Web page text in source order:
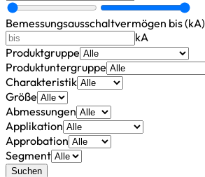
Bemessungsausschaltvermögen bis (kA)
kA
Produktgruppe
Produktuntergruppe
Charakteristik
Größe
Abmessungen
Applikation
Approbation
Segment
Suchen